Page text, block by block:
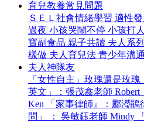
育兒教養常見問題
ＳＥＬ社會情緒學習 適性
過夜 小孩哭鬧不停 小孩打人
寶副食品 親子共讀 夫人系
樣做 夫人育兒法 青少年溝通
夫人神隊友
「女性自主」玫瑰還是玫
英文」：張茂鑫老師 Robert
Ken
「家事律師』：酈瀅
問」 ： 吳敏鈺老師 Mindy